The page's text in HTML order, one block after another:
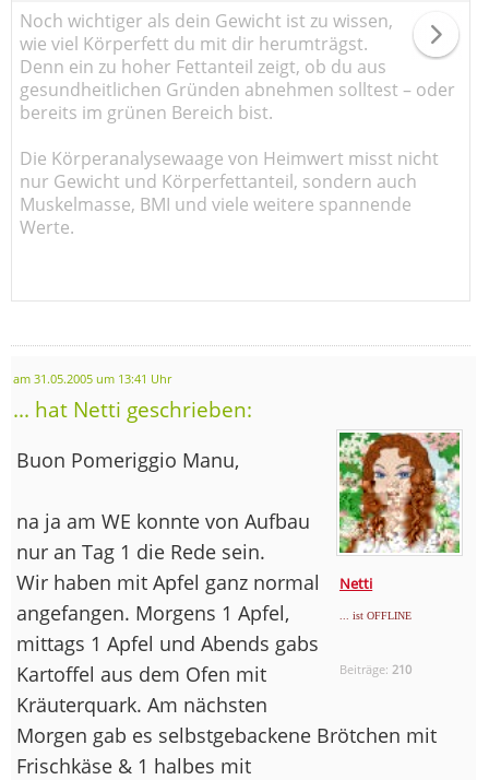
Noch wichtiger als dein Gewicht ist zu wissen,
wie viel Körperfett du mit dir herumträgst.
Denn ein zu hoher Fettanteil zeigt, ob du aus
gesundheitlichen Gründen abnehmen solltest – oder
bereits im grünen Bereich bist.
Die Körperanalysewaage von Heimwert misst nicht
nur Gewicht und Körperfettanteil, sondern auch
Muskelmasse, BMI und viele weitere spannende
Werte.
am 31.05.2005 um 13:41 Uhr
... hat Netti geschrieben:
Netti
... ist OFFLINE
Beiträge: 210
Buon Pomeriggio Manu,
na ja am WE konnte von Aufbau
nur an Tag 1 die Rede sein.
Wir haben mit Apfel ganz normal
angefangen. Morgens 1 Apfel,
mittags 1 Apfel und Abends gabs
Kartoffel aus dem Ofen mit
Kräuterquark. Am nächsten
Morgen gab es selbstgebackene Brötchen mit
Frischkäse & 1 halbes mit